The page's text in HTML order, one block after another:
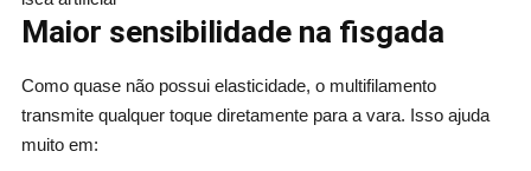
Maior sensibilidade na fisgada
Como quase não possui elasticidade, o multifilamento
transmite qualquer toque diretamente para a vara. Isso ajuda
muito em: